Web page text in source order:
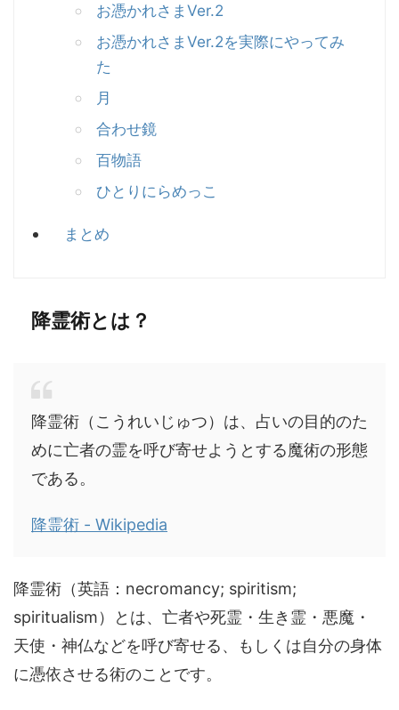
お憑かれさまVer.2
お憑かれさまVer.2を実際にやってみ
た
月
合わせ鏡
百物語
ひとりにらめっこ
まとめ
降霊術とは？
降霊術（こうれいじゅつ）は、占いの目的のた
めに亡者の霊を呼び寄せようとする魔術の形態
である。
降霊術 - Wikipedia
降霊術（英語：necromancy; spiritism;
spiritualism）とは、亡者や死霊・生き霊・悪魔・
天使・神仏などを呼び寄せる、もしくは自分の身体
に憑依させる術のことです。